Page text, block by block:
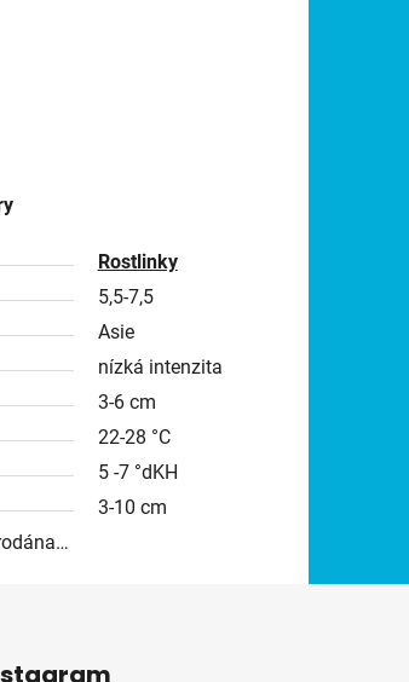
Rostlinky
5,5-7,5
Asie
nízká intenzita
3-6 cm
22-28 °C
5 -7 °dKH
3-10 cm